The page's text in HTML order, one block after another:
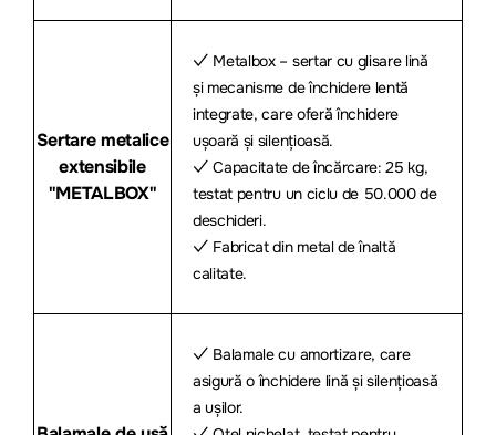
Sertare metalice
extensibile
"METALBOX"
✓ Metalbox – sertar cu glisare lină
și mecanisme de închidere lentă
integrate, care oferă închidere
ușoară și silențioasă.
✓ Capacitate de încărcare: 25 kg,
testat pentru un ciclu de 50.000 de
deschideri.
✓ Fabricat din metal de înaltă
calitate.
✓ Balamale cu amortizare, care
asigură o închidere lină și silențioasă
a ușilor.